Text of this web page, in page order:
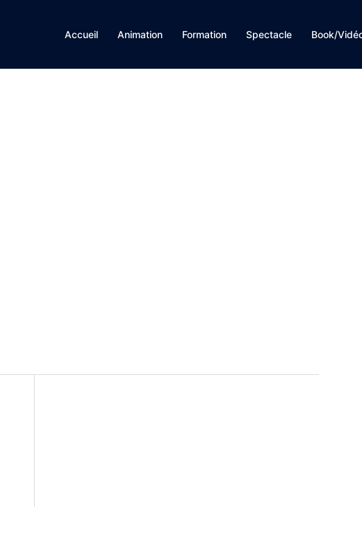
Accueil Animation Formation Spectacle Book/